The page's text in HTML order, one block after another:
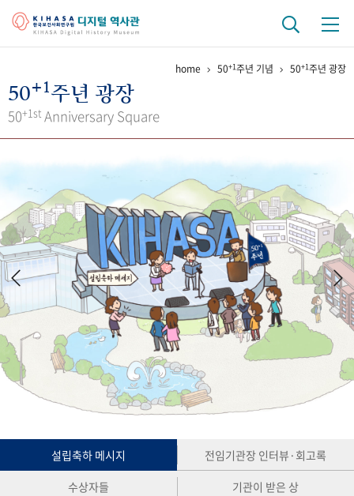
걸어온 길 기관 변천사
키워드로 보는 연구 역사
연구자들
간행물 변천사
기록물 아카이브
사진 아카이브 문서 기록물 행정박물 영상 기록물
50+1 주년 기념
성과 50선 숫자로 보는 50년 50
주년 광장
세계와 함께 한 KIHASA
VR 역사관
home 50+1주년 기념 50+1주년 광장
50+1주년 광장
50+1st Anniversary Square
설립축하 메시지
전임기관장 인터뷰·회고록
수상자들
기관이 받은 상